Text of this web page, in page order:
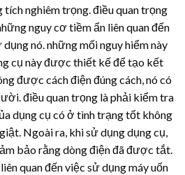
tích nghiêm trọng. điều quan trọng
nguy cơ tiềm ẩn liên quan đến
nó. những mối nguy hiểm này
cụ này được thiết kế để tạo kết
được cách điện đúng cách, nó có
điều quan trọng là phải kiểm tra
dụng cụ có ở tình trạng tốt không
Ngoài ra, khi sử dụng dụng cụ,
bảo rằng dòng điện đã được tắt.
quan đến việc sử dụng máy uốn